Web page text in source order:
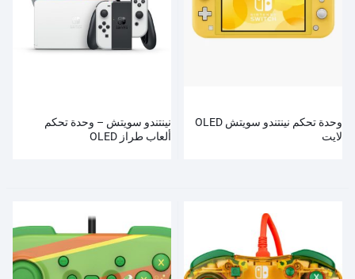
وحدة تحكم نينتندو سويتش OLED
لايت
نينتندو سويتش – وحدة تحكم
ألعاب طراز OLED